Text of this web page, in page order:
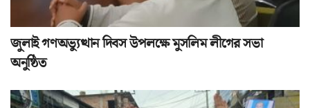
জুলাই গণঅভ্যুত্থান দিবস উপলক্ষে মুসলিম লীগের সভা
অনুষ্ঠিত